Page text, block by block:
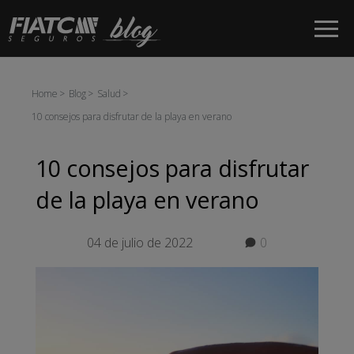
Saltar al contenido principal
Home Blog
Salud
10 consejos para disfrutar de la playa en verano
10 consejos para disfrutar
de la playa en verano
04 de julio de 2022 0